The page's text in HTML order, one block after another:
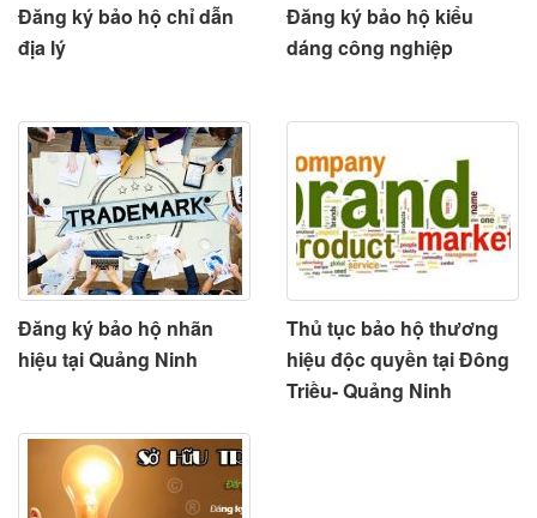
Đăng ký bảo hộ chỉ dẫn
địa lý
Đăng ký bảo hộ kiểu
dáng công nghiệp
Đăng ký bảo hộ nhãn
hiệu tại Quảng Ninh
Thủ tục bảo hộ thương
hiệu độc quyền tại Đông
Triều- Quảng Ninh